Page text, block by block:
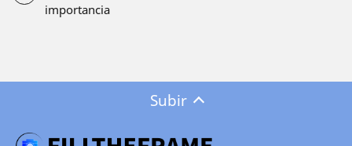
importancia
Subir